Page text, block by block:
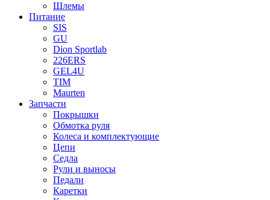
Шлемы
Питание
SIS
GU
Dion Sportlab
226ERS
GEL4U
TIM
Maurten
Запчасти
Покрышки
Обмотка руля
Колеса и комплектующие
Цепи
Седла
Рули и выносы
Педали
Каретки